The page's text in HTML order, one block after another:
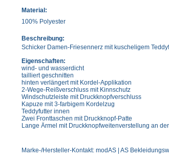
Material:
100% Polyester
Beschreibung:
Schicker Damen-Friesennerz mit kuscheligem
Eigenschaften:
wind- und wasserdicht
tailliert geschnitten
hinten verlängert mit Kordel-Applikation
2-Wege-Reißverschluss mit Kinnschutz
Windschutzleiste mit Druckknopfverschluss
Kapuze mit 3-farbigem Kordelzug
Teddyfutter innen
Zwei Fronttaschen mit Druckknopf-Patte
Lange Ärmel mit Druckknopfweitenverstellung an
Marke-/Hersteller-Kontakt: modAS | AS